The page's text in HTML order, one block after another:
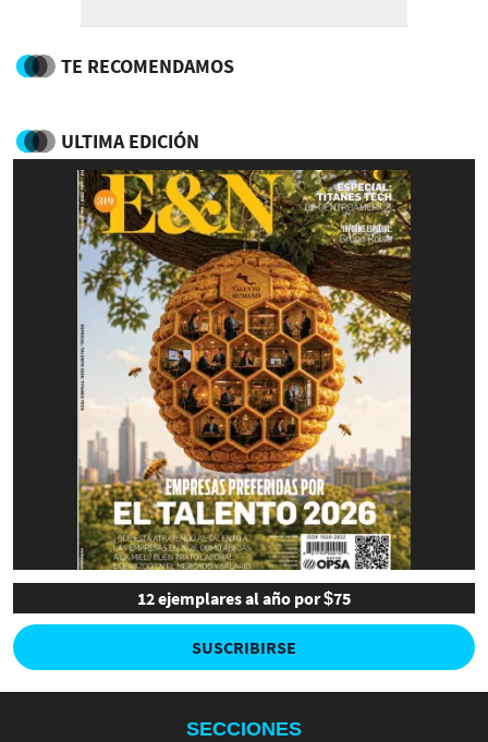
TE RECOMENDAMOS
ULTIMA EDICIÓN
12 ejemplares al año por $75
SUSCRIBIRSE
SECCIONES